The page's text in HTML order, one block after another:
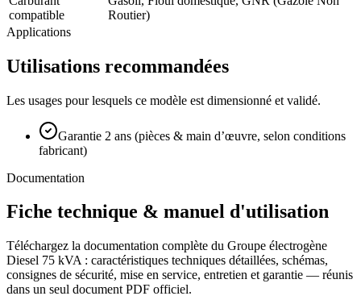
compatible
Routier)
Applications
Utilisations recommandées
Les usages pour lesquels ce modèle est dimensionné et validé.
Garantie 2 ans (pièces & main d’œuvre, selon conditions
fabricant)
Documentation
Fiche technique & manuel d'utilisation
Téléchargez la documentation complète du Groupe électrogène
Diesel 75 kVA : caractéristiques techniques détaillées, schémas,
consignes de sécurité, mise en service, entretien et garantie — réunis
dans un seul document PDF officiel.